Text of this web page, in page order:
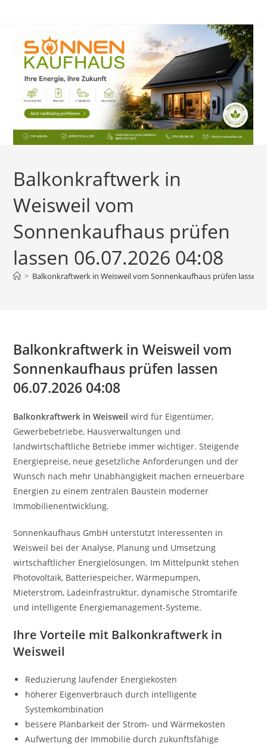
Balkonkraftwerk in
Weisweil vom
Sonnenkaufhaus prüfen
lassen 06.07.2026 04:08
> Balkonkraftwerk in Weisweil vom Sonnenkaufhaus prüfen lassen
Balkonkraftwerk in Weisweil vom
Sonnenkaufhaus prüfen lassen
06.07.2026 04:08
Balkonkraftwerk in Weisweil wird für Eigentümer,
Gewerbebetriebe, Hausverwaltungen und
landwirtschaftliche Betriebe immer wichtiger. Steigende
Energiepreise, neue gesetzliche Anforderungen und der
Wunsch nach mehr Unabhängigkeit machen erneuerbare
Energien zu einem zentralen Baustein moderner
Immobilienentwicklung.
Sonnenkaufhaus GmbH unterstützt Interessenten in
Weisweil bei der Analyse, Planung und Umsetzung
wirtschaftlicher Energielösungen. Im Mittelpunkt stehen
Photovoltaik, Batteriespeicher, Wärmepumpen,
Mieterstrom, Ladeinfrastruktur, dynamische Stromtarife
und intelligente Energiemanagement-Systeme.
Ihre Vorteile mit Balkonkraftwerk in
Weisweil
Reduzierung laufender Energiekosten
höherer Eigenverbrauch durch intelligente
Systemkombination
bessere Planbarkeit der Strom- und Wärmekosten
Aufwertung der Immobilie durch zukunftsfähige